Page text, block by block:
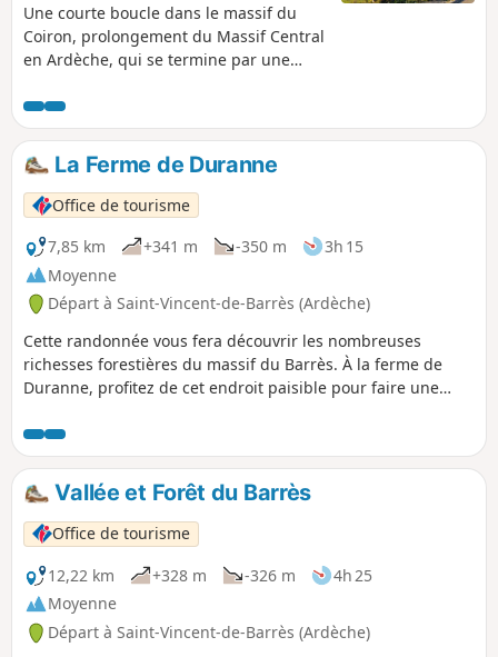
Une courte boucle dans le massif du
Coiron, prolongement du Massif Central
en Ardèche, qui se termine par une
sur un parcours aménagé et sécurisé.Le
Neck, d'un diamètre d'environ 200 m et
de 133 m de hauteur, est le piton
basaltique le plus important d'Europe,
ancienne cheminée d'un volcan né il y a
8 millions d'années. Placée à son
sommet, d'où l'on profite d'un superbe
panorama à 360°, la statue d'une Vierge
domine le village niché à ses pieds.
La Ferme de Duranne
Office de tourisme
7,85 km
+341 m -350 m
3h 15
Moyenne
Départ à Saint-Vincent-de-Barrès (Ardèche)
Cette randonnée vous fera découvrir les nombreuses
richesses forestières du massif du Barrès. À la ferme de
Duranne, profitez de cet endroit paisible pour faire une
Vallée et Forêt du Barrès
Office de tourisme
12,22 km
+328 m -326 m
4h 25
Moyenne
Départ à Saint-Vincent-de-Barrès (Ardèche)